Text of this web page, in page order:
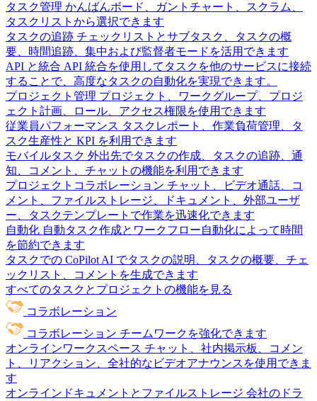
タスク管理 かんばんボード、ガントチャート、スクラム、
タスクリストから選択できます
タスクの追跡 チェックリストとサブタスク、タスクの概
要、時間追跡、集中および監督者モードを活用できます
API と統合 API 統合を使用してタスクを他のサービスに接続
することで、高度なタスクの自動化を実現できます。
プロジェクト管理 プロジェクト、ワークグループ、プロジ
ェクト計画、ロール、アクセス権限を使用できます
従業員パフォーマンス タスクレポート、作業負荷管理、タ
スク生産性と KPI を利用できます
モバイルタスク 外出先でタスクの作成、タスクの追跡、通
知、コメント、チャットの機能を利用できます
プロジェクトコラボレーション チャット、ビデオ通話、コ
メント、ファイルストレージ、ドキュメント、外部ユーザ
ー、タスクテンプレートで作業を迅速化できます
自動化 自動タスク作成とワークフロー自動化によって時間
を節約できます
タスクでの CoPilot AI でタスクの説明、タスクの概要、チェ
ックリスト、コメントを生成できます
すべてのタスクとプロジェクトの機能を見る
コラボレーション
コラボレーション チームワークを強化できます
オンラインワークスペース チャット、社内掲示板、コメン
ト、リアクション、全社的なビデオアナウンスを使用できま
す
オンラインドキュメントとファイルストレージ 会社のドラ